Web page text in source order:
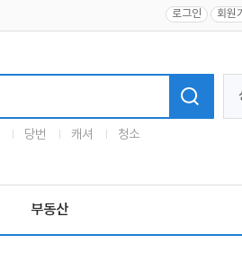
로그인 회원
당번 캐셔 청소
부동산